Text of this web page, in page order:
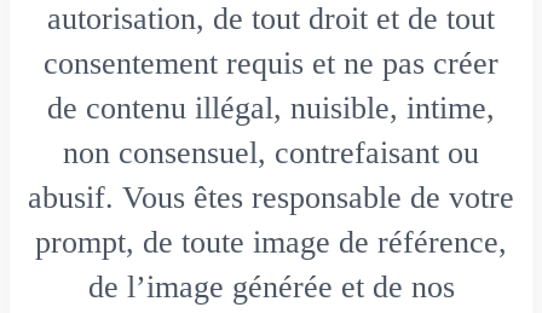
autorisation, de tout droit et de tout
consentement requis et ne pas créer
de contenu illégal, nuisible, intime,
non consensuel, contrefaisant ou
abusif. Vous êtes responsable de votre
prompt, de toute image de référence,
de l’image générée et de nos